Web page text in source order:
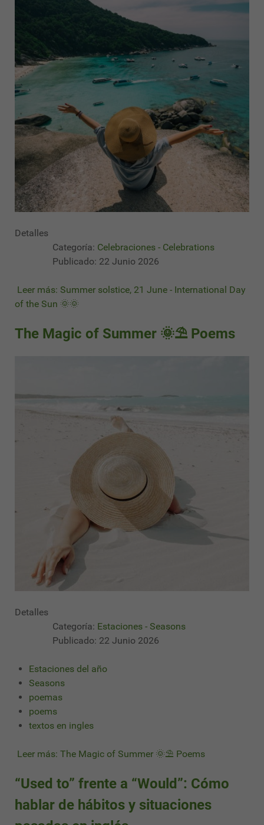
Detalles
Categoría: Celebraciones - Celebrations
Publicado: 22 Junio 2026
Leer más: Summer solstice, 21 June - International Day
of the Sun 🌞🌞
The Magic of Summer 🌞⛱ Poems
Detalles
Categoría: Estaciones - Seasons
Publicado: 22 Junio 2026
Estaciones del año
Seasons
poemas
poems
textos en ingles
Leer más: The Magic of Summer 🌞⛱ Poems
“Used to” frente a “Would”: Cómo
hablar de hábitos y situaciones